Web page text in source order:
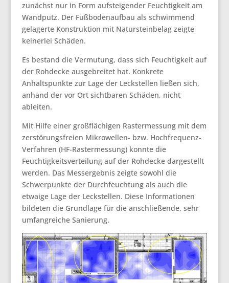
zunächst nur in Form aufsteigender Feuchtigkeit am
Wandputz. Der Fußbodenaufbau als schwimmend
gelagerte Konstruktion mit Natursteinbelag zeigte
keinerlei Schäden.
Es bestand die Vermutung, dass sich Feuchtigkeit auf
der Rohdecke ausgebreitet hat. Konkrete
Anhaltspunkte zur Lage der Leckstellen ließen sich,
anhand der vor Ort sichtbaren Schäden, nicht
ableiten.
Mit Hilfe einer großflächigen Rastermessung mit dem
zerstörungsfreien Mikrowellen- bzw. Hochfrequenz-
Verfahren (HF-Rastermessung) konnte die
Feuchtigkeitsverteilung auf der Rohdecke dargestellt
werden. Das Messergebnis zeigte sowohl die
Schwerpunkte der Durchfeuchtung als auch die
etwaige Lage der Leckstellen. Diese Informationen
bildeten die Grundlage für die anschließende, sehr
umfangreiche Sanierung.